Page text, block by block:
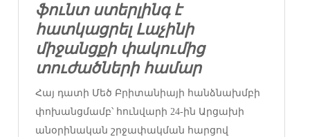
ֆունտ ստերլինգ է
հատկացրել Լաչինի
միջանցքի փակումից
տուժածների համար
Հայ դատի Մեծ Բրիտանիայի հանձնախմբի
փոխանցմամբ՝ հունվարի 24-ին Արցախի
անօրինական շրջափակման հարցով